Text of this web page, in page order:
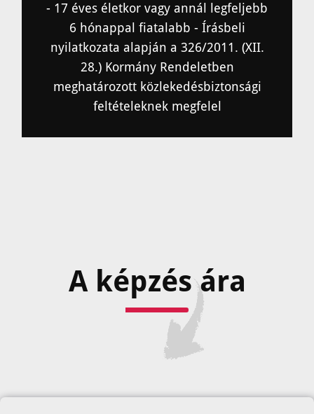
- 17 éves életkor vagy annál legfeljebb
6 hónappal fiatalabb - Írásbeli
nyilatkozata alapján a 326/2011. (XII.
28.) Kormány Rendeletben
meghatározott közlekedésbiztonsági
feltételeknek megfelel
A képzés ára